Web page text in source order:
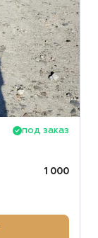
под заказ
1 000